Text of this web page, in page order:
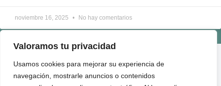
Valoramos tu privacidad
Usamos cookies para mejorar su experiencia de
navegación, mostrarle anuncios o contenidos
noviembre 16, 2025 No hay comentarios
QUIÉNES SOMOS
CONTACTO